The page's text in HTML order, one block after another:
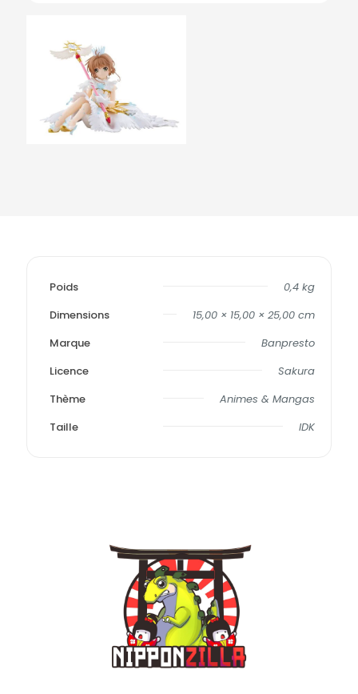
Poids
0,4 kg
Dimensions
15,00 × 15,00 × 25,00 cm
Marque
Banpresto
Licence
Sakura
Thème
Animes & Mangas
Taille
IDK